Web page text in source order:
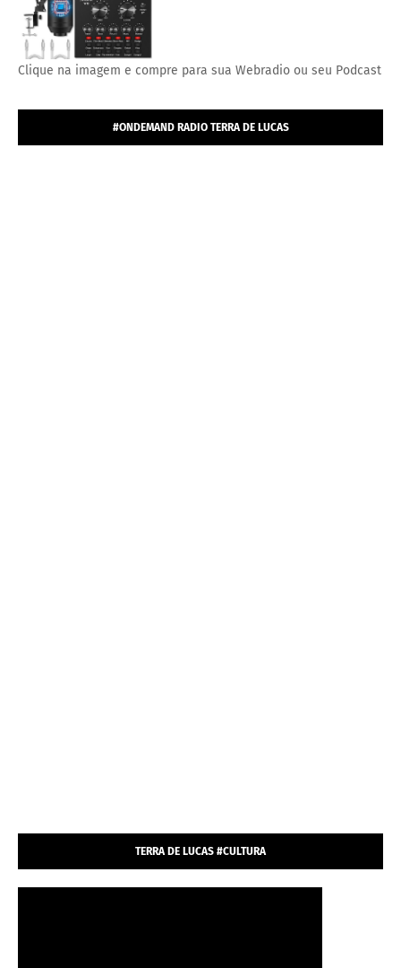
Clique na imagem e compre para sua Webradio ou seu Podcast
#ONDEMAND RADIO TERRA DE LUCAS
TERRA DE LUCAS #CULTURA